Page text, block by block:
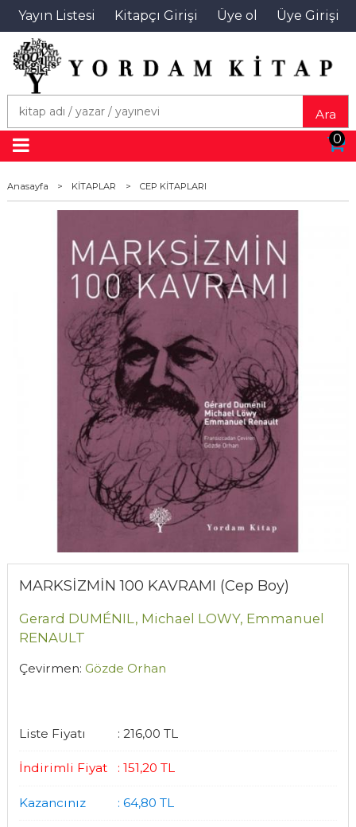
Yayın Listesi Kitapçı Girişi Üye ol Üye Girişi
Ara
0
Anasayfa > KİTAPLAR > CEP KİTAPLARI
MARKSİZMİN 100 KAVRAMI (Cep Boy)
Gerard DUMÉNIL, Michael LOWY, Emmanuel
RENAULT
Çevirmen: Gözde Orhan
Liste Fiyatı : 216,00 TL
İndirimli Fiyat : 151,20 TL
Kazancınız : 64,80 TL